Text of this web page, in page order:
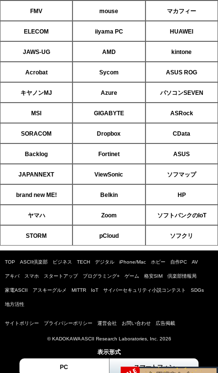
FMV mouse マカフィー
ELECOM iiyama PC HUAWEI
JAWS-UG AMD kintone
Acrobat Sycom ASUS ROG
キヤノンMJ Azure パソコンSEVEN
MSI GIGABYTE ASRock
SORACOM Dropbox CData
Backlog Fortinet ASUS
JAPANNEXT ViewSonic ソフマップ
brand new ME! Belkin HP
ヤマハ Zoom ソフトバンクのIoT
STORM pCloud ソフクリ
TOP ASCII倶楽部 ビジネス TECH デジタル iPhone/Mac ホビー 自作PC AV
アキバ スマホ スタートアップ プログラミング+ ゲーム 格安SIM 倶楽部情報局
家電ASCII アスキーグルメ MITTR IoT サイバーセキュリティ小説コンテスト SDGs
地方活性
サイトポリシー プライバシーポリシー 運営会社 お問い合わせ 広告掲載
© KADOKAWA ASCII Research Laboratories, Inc. 2026
表示形式
PC スマートフォン